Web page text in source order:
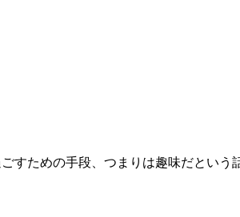
すための手段、つまりは趣味だという